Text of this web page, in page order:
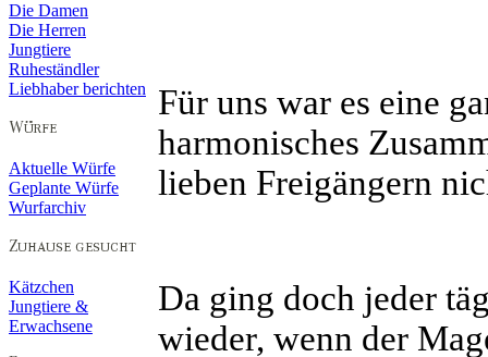
Die Damen
Die Herren
Jungtiere
Ruheständler
Liebhaber berichten
Aktuelle Würfe
Geplante Würfe
Wurfarchiv
Kätzchen
Jungtiere &
Erwachsene
Für uns war es eine
harmonisches
lieben Freigängern
Da ging doch jeder
wieder, wenn der